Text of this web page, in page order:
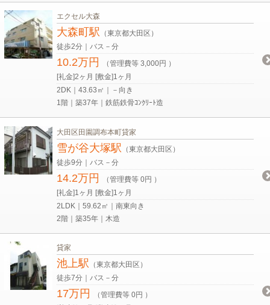
エクセル大森
大森町駅 （東京都大田区）
徒歩2分｜バス－分
10.2万円
（管理費等 3,000円 ）
[礼金]2ヶ月 [敷金]1ヶ月
2DK｜43.63㎡｜－向き
1階｜築37年｜鉄筋鉄骨ｺﾝｸﾘｰﾄ造
大田区田園調布本町貸家
雪が谷大塚駅
（東京都大田区）
徒歩9分｜バス－分
14.2万円
（管理費等 0円 ）
[礼金]1ヶ月 [敷金]1ヶ月
2LDK｜59.62㎡｜南東向き
2階｜築35年｜木造
貸家
池上駅
（東京都大田区）
徒歩7分｜バス－分
17万円
（管理費等 0円 ）